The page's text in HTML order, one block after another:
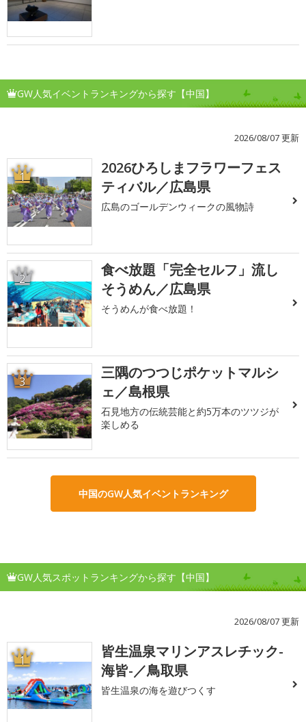
GW人気イベントランキングから探す【中国】
2026/08/07 更新
1
2026ひろしまフラワーフェス
ティバル／広島県
広島のゴールデンウィークの風物詩
2
食べ放題「完全セルフ」流し
そうめん／広島県
そうめんが食べ放題！
3
三隅のつつじポケットマルシ
ェ／島根県
石見地方の伝統芸能と約5万本のツツジが
楽しめる
中国のGW人気イベントランキング
GW人気スポットランキングから探す【中国】
2026/08/07 更新
1
皆生温泉マリンアスレチック-
海皆-／鳥取県
皆生温泉の海を遊びつくす